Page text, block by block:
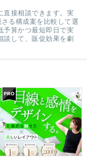
直接相談できます。実
る構成案を比較して選
予算かつ最短即日で実
談して、販促効果を劇